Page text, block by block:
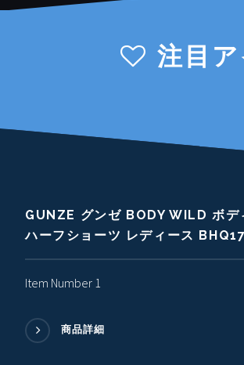
注目
GUNZE グンゼ BODY WILD ボデ
ハーフショーツ レディース
Item Number 1
商品詳細